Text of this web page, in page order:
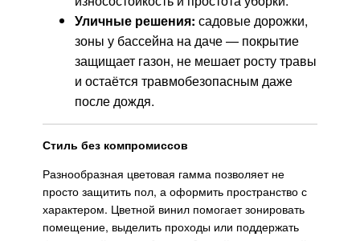
Уличные решения: садовые дорожки,
зоны у бассейна на даче — покрытие
защищает газон, не мешает росту травы
и остаётся травмобезопасным даже
после дождя.
Стиль без компромиссов
Разнообразная цветовая гамма позволяет не
просто защитить пол, а оформить пространство с
характером. Цветной винил помогает зонировать
помещение, выделить проходы или поддержать